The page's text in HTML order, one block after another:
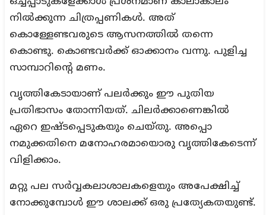
നിൽക്കുന്ന ചിത്രപ്പണികൾ. അത്
കൊള്ളേണ്ടവരുടെ ആസനത്തിൽ തന്നെ
കൊണ്ടു. കൊണ്ടവർക്ക് ഓക്കാനം വന്നു. പുളിച്ച
സാമ്പാറിന്റെ മണം.
വൃത്തികേടായാണ് പലർക്കും ഈ പുതിയ
പ്രതിഭാസം തോന്നിയത്. ചിലർക്കാണെങ്കിൽ
ഏറെ ഇഷ്ടപ്പെടുകയും ചെയ്തു. അപ്പൊ
നമുക്കതിനെ മനോഹരമായൊരു വൃത്തികേടെന്ന്
വിളിക്കാം.
മറ്റു പല സർവ്വകലാശാലകളെയും അപേക്ഷിച്ച്
നോക്കുമ്പോൾ ഈ ശാലക്ക് ഒരു പ്രത്യേകതയുണ്ട്.